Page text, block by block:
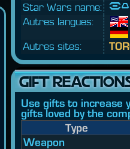
Star Wars name:
Autres langues:
Autres sites:
GIFT
Use gifts to increase
gifts loved by the
Type
Weapon